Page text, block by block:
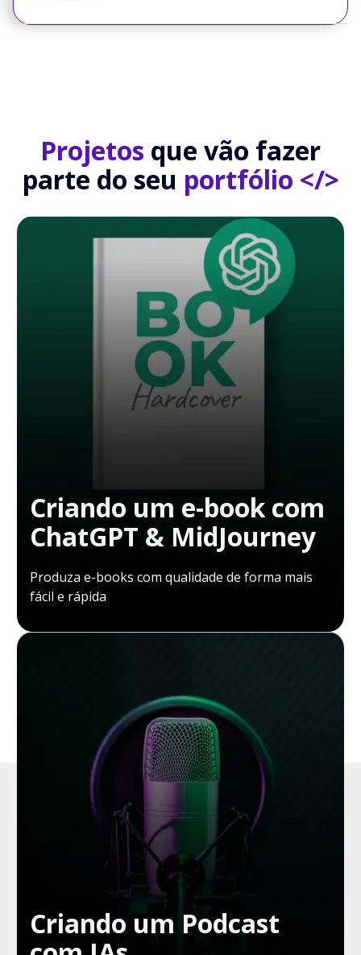
Projetos que vão fazer
parte do seu portfólio </>
Criando um e-book com
ChatGPT & MidJourney
Produza e-books com qualidade de forma mais
fácil e rápida
Criando um Podcast